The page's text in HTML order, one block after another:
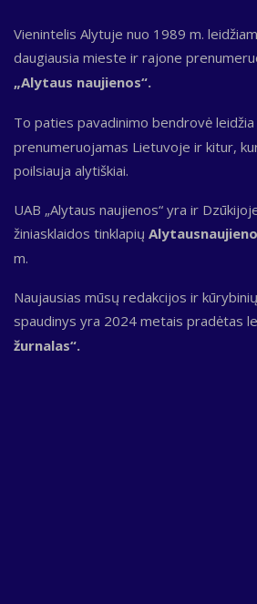
Vienintelis Alytuje nuo 1989 m.
daugiausia mieste ir rajone
„Alytaus naujienos“.
To paties pavadinimo bendrovė
prenumeruojamas Lietuvoje ir kitur,
poilsiauja alytiškiai.
UAB „Alytaus naujienos“ yra ir
žiniasklaidos tinklapių
m.
Naujausias mūsų redakcijos ir
spaudinys yra 2024 metais pradėtas
žurnalas“.